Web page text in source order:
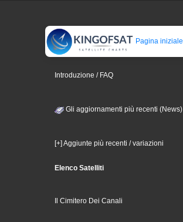
Pagina iniziale
Introduzione / FAQ
Gli aggiornamenti più recenti (News)
[+] Aggiunte più recenti / variazioni
Elenco Satelliti
Il Cimitero Dei Canali